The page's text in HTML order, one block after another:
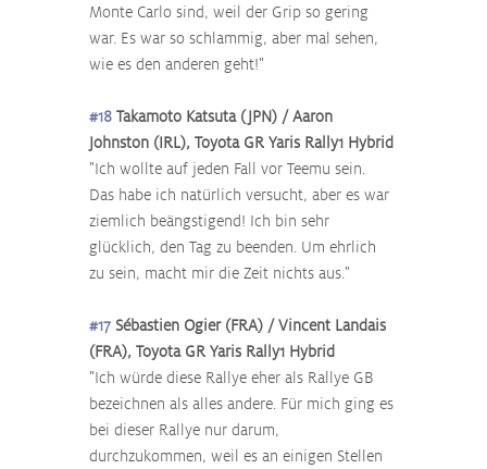
Monte Carlo sind, weil der Grip so gering
war. Es war so schlammig, aber mal sehen,
wie es den anderen geht!"
#18 Takamoto Katsuta (JPN) / Aaron
Johnston (IRL), Toyota GR Yaris Rally1 Hybrid
"Ich wollte auf jeden Fall vor Teemu sein.
Das habe ich natürlich versucht, aber es war
ziemlich beängstigend! Ich bin sehr
glücklich, den Tag zu beenden. Um ehrlich
zu sein, macht mir die Zeit nichts aus."
#17 Sébastien Ogier (FRA) / Vincent Landais
(FRA), Toyota GR Yaris Rally1 Hybrid
"Ich würde diese Rallye eher als Rallye GB
bezeichnen als alles andere. Für mich ging es
bei dieser Rallye nur darum,
durchzukommen, weil es an einigen Stellen